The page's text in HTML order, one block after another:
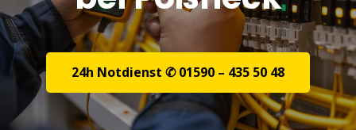
24h Notdienst ✆ 01590 – 435 50 48